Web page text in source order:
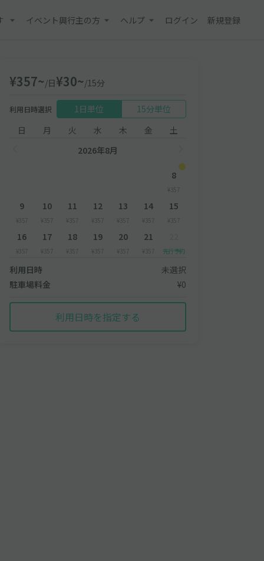
イベント興行主の方 ヘルプ ログイン 新規登録
¥357~/日¥30~/15分
利用日時選択 1日単位
15分単位
日
月 火 水 木 金
土
2026年8月
8
¥357
9
¥357
10
¥357
11
¥357
12
¥357
13
¥357
14
¥357
15
¥357
16
¥357
17
¥357
18
¥357
19
¥357
20
¥357
21
¥357 先行予約
利用日時
未選択
駐車場料金
¥0
利用日時を指定する